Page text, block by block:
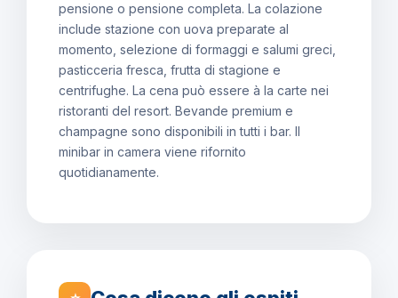
pensione o pensione completa. La colazione
include stazione con uova preparate al
momento, selezione di formaggi e salumi greci,
pasticceria fresca, frutta di stagione e
centrifughe. La cena può essere à la carte nei
ristoranti del resort. Bevande premium e
champagne sono disponibili in tutti i bar. Il
minibar in camera viene rifornito
quotidianamente.